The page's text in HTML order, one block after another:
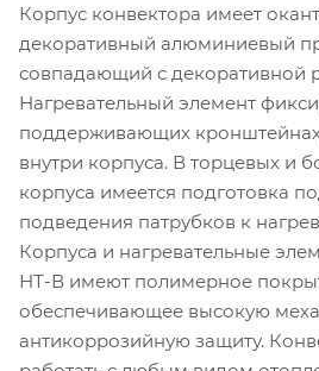
Корпус конвектора имеет
декоративный алюминиевый
совпадающий с декоративной
Нагревательный элемент
поддерживающих
внутри корпуса. В торцевых и
корпуса имеется подготовка
подведения патрубков к
Корпуса и нагревательные
НТ-В имеют полимерное
обеспечивающее высокую
антикоррозийную защиту.